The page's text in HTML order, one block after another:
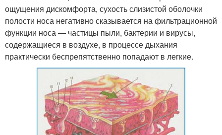
ощущения дискомфорта, сухость слизистой оболочки
полости носа негативно сказывается на фильтрационной
функции носа — частицы пыли, бактерии и вирусы,
содержащиеся в воздухе, в процессе дыхания
практически беспрепятственно попадают в легкие.